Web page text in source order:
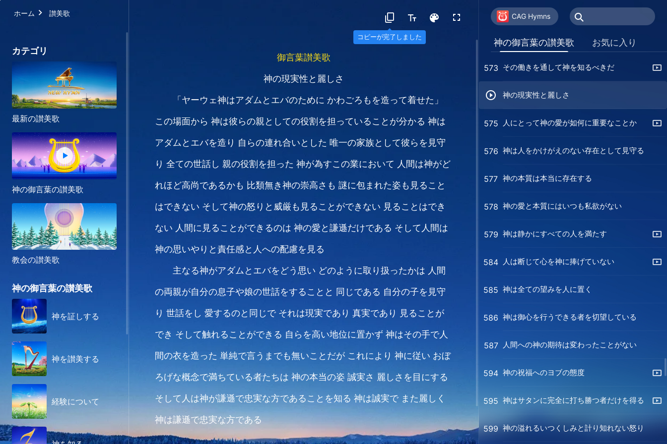
ホーム 讃美歌
コピーが完了しました
カテゴリ
最新の讃美歌
神の御言葉の讃美歌
教会の讃美歌
神の御言葉の讃美歌
神を証しする
神を讃美する
経験について
御言葉讃美歌
神の現実性と麗しさ
「ヤーウェ神はアダムとエバのために かわごろもを造って着せた」
この場面から 神は彼らの親としての役割を担っていることが分かる 神は
アダムとエバを造り 自らの連れ合いとした 唯一の家族として彼らを見守
り 全ての世話し 親の役割を担った 神が為すこの業において 人間は神がど
れほど高尚であるかも 比類無き神の崇高さも 謎に包まれた姿も見ること
はできない そして神の怒りと威厳も見ることができない 見ることはでき
ない 人間に見ることができるのは 神の愛と謙遜だけである そして人間は
神の思いやりと責任感と人への配慮を見る
主なる神がアダムとエバをどう思い どのように取り扱ったかは 人間
の両親が自分の息子や娘の世話をすることと 同じである 自分の子を見守
り 世話をし 愛するのと同じで それは現実であり 真実であり 見ることが
でき そして触れることができる 自らを高い地位に置かず 神はその手で人
間の衣を造った 単純で言うまでも無いことだが これにより 神に従い おぼ
ろげな概念で満ちている者たちは 神の本当の姿 誠実さ 麗しさを目にする
そして人は神が謙遜で忠実な方であることを知る 神は誠実で また麗しく
神は謙遜で忠実な方である
『言葉は肉において現れる』より
CAG Hymns
神の御言葉の讃美歌 お気に入り
571 神は耳を傾け従うものを大切にする
572 神が重点を置くのは人の心である
573 その働きを通して神を知るべきだ
神の現実性と麗しさ
575 人にとって神の愛が如何に重要なことか
576 神は人をかけがえのない存在として見守る
577 神の本質は本当に存在する
578 神の愛と本質にはいつも私欲がない
579 神は静かにすべての人を満たす
584 人は断じて心を神に捧げていない
585 神は全ての望みを人に置く
586 神は御心を行うできる者を切望している
587 人間への神の期待は変わったことがない
594 神の祝福へのヨブの態度
595 神はサタンに完全に打ち勝つ者だけを得る
599 神の溢れるいつくしみと計り知れない怒り